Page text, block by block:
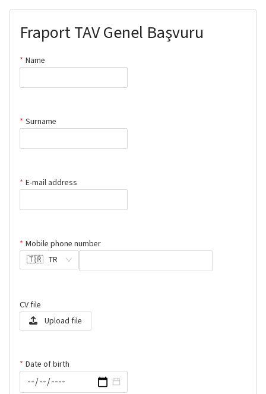
Fraport TAV Genel Başvuru
Name
Surname
E-mail address
Mobile phone number
🇹🇷 TR
CV file
Upload file
Date of birth